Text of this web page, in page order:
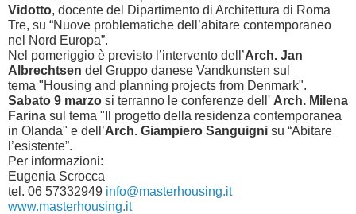
Vidotto, docente del Dipartimento di Architettura di Roma
Tre, su “Nuove problematiche dell’abitare contemporaneo
nel Nord Europa”.
Nel pomeriggio è previsto l’intervento dell’Arch. Jan
Albrechtsen del Gruppo danese Vandkunsten sul
tema "Housing and planning projects from Denmark".
Sabato 9 marzo si terranno le conferenze dell' Arch. Milena
Farina sul tema "Il progetto della residenza contemporanea
in Olanda" e dell’Arch. Giampiero Sanguigni su “Abitare
l’esistente”.
Per informazioni:
Eugenia Scrocca
tel. 06 57332949 info@masterhousing.it
www.masterhousing.it